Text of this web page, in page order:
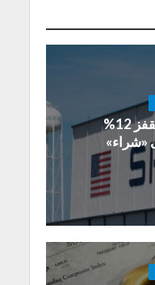
سهم سبيس إكس يقفز 12%
«شراء»